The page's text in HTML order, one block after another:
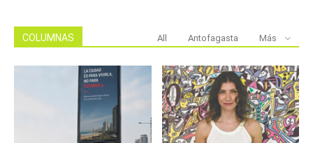
COLUMNAS All Antofagasta Más